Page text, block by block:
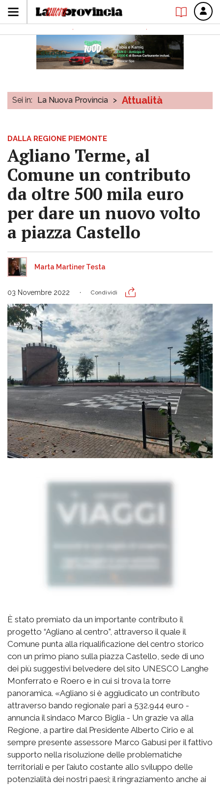
Sei in: La Nuova Provincia > Attualità
DALLA REGIONE PIEMONTE
Agliano Terme, al
Comune un contributo
da oltre 500 mila euro
per dare un nuovo volto
a piazza Castello
Marta Martiner Testa
03 Novembre 2022 Condividi
È stato premiato da un importante contributo il
progetto “Agliano al centro”, attraverso il quale il
Comune punta alla riqualificazione del centro storico
con un primo piano sulla piazza Castello, sede di uno
dei più suggestivi belvedere del sito UNESCO Langhe
Monferrato e Roero e in cui si trova la torre
panoramica. «Agliano si è aggiudicato un contributo
attraverso bando regionale pari a 532.944 euro -
annuncia il sindaco Marco Biglia - Un grazie va alla
Regione, a partire dal Presidente Alberto Cirio e al
sempre presente assessore Marco Gabusi per il fattivo
supporto nella risoluzione delle problematiche
territoriali e per l’aiuto costante allo sviluppo delle
potenzialità dei nostri paesi; il ringraziamento anche ai